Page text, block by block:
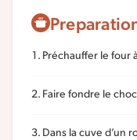
Préchauffer le four
Faire fondre le
Dans la cuve d’un